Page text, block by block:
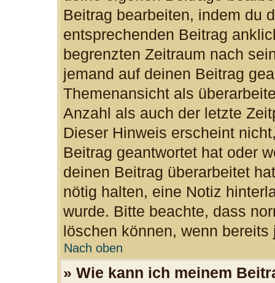
Beitrag bearbeiten, indem du
entsprechenden Beitrag
begrenzten Zeitraum nach
jemand auf deinen Beitrag
Themenansicht als
Anzahl als auch der letzte
Dieser Hinweis erscheint
Beitrag geantwortet hat oder
deinen Beitrag überarbeitet
nötig halten, eine Notiz
wurde. Bitte beachte, dass
löschen können, wenn
Nach oben
» Wie kann ich meinem